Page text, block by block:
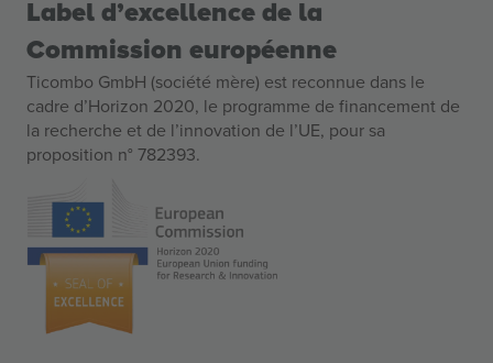
Label d’excellence de la
Commission européenne
Ticombo GmbH (société mère) est reconnue dans le
cadre d’Horizon 2020, le programme de financement de
la recherche et de l’innovation de l’UE, pour sa
proposition n° 782393.